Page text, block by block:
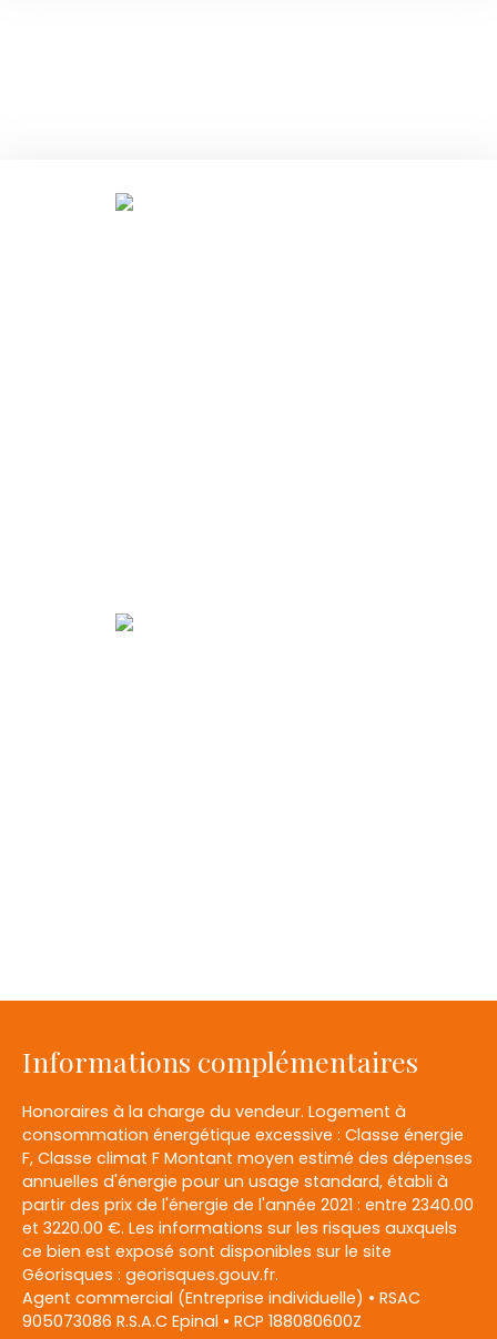
Informations complémentaires
Honoraires à la charge du vendeur. Logement à
consommation énergétique excessive : Classe énergie
F, Classe climat F Montant moyen estimé des dépenses
annuelles d'énergie pour un usage standard, établi à
partir des prix de l'énergie de l'année 2021 : entre 2340.00
et 3220.00 €. Les informations sur les risques auxquels
ce bien est exposé sont disponibles sur le site
Géorisques : georisques.gouv.fr.
Agent commercial (Entreprise individuelle) • RSAC
905073086 R.S.A.C Epinal • RCP 188080600Z